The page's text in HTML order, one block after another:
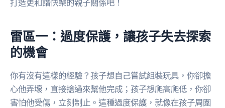
打造更和諧快樂的親子關係吧！
雷區一：過度保護，讓孩子失去探索
的機會
你有沒有這樣的經驗？孩子想自己嘗試組裝玩具，你卻擔
心他弄壞，直接搶過來幫他完成；孩子想爬高爬低，你卻
害怕他受傷，立刻制止。這種過度保護，就像在孩子周圍